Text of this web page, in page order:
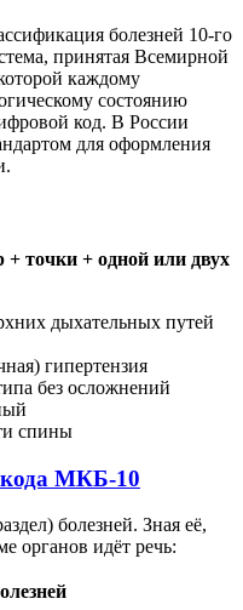
болезней 10-го
принятая Всемирной
каждому
состоянию
код. В России
для оформления
точки + одной или двух
дыхательных путей
гипертензия
без осложнений
спины
кода МКБ-10
болезней. Зная её,
органов идёт речь: